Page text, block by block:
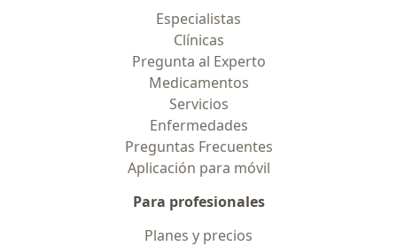
Especialistas
Clínicas
Pregunta al Experto
Medicamentos
Servicios
Enfermedades
Preguntas Frecuentes
Aplicación para móvil
Para profesionales
Planes y precios